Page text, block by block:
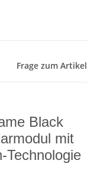
Frage zum Artikel
Black
mit
Technologie